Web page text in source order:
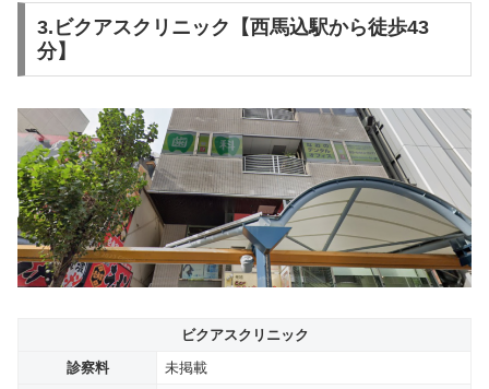
3.ビクアスクリニック【西馬込駅から徒歩43
分】
ビクアスクリニック
診察料
未掲載